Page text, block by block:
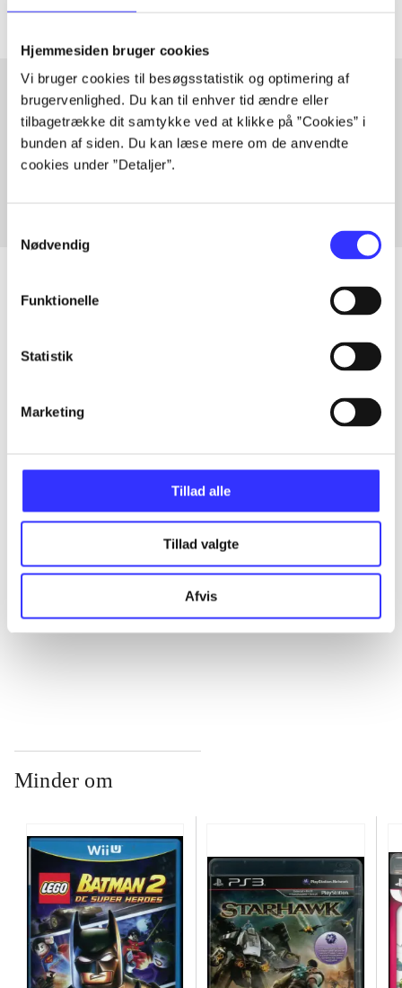
Hjemmesiden bruger cookies
Vi bruger cookies til besøgsstatistik og optimering af
brugervenlighed. Du kan til enhver tid ændre eller
tilbagetrække dit samtykke ved at klikke på ”Cookies” i
bunden af siden. Du kan læse mere om de anvendte
cookies under ”Detaljer”.
Nødvendig
Funktionelle
Statistik
Marketing
Tillad alle
Tillad valgte
Afvis
Artikler med samme emner
Alle registrerede artikler fordelt på udgivelser
...
...
...
Minder om